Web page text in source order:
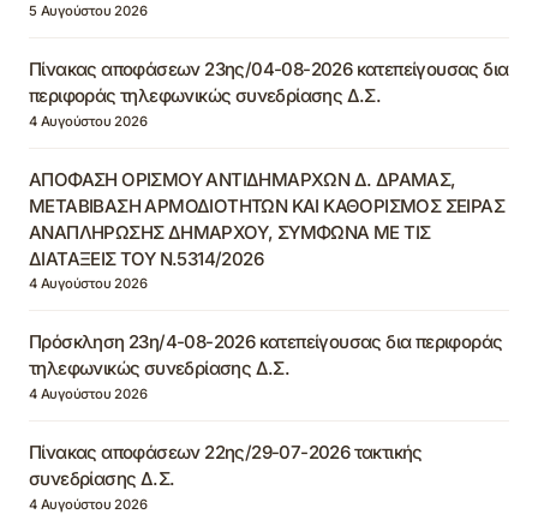
5 Αυγούστου 2026
Πίνακας αποφάσεων 23ης/04-08-2026 κατεπείγουσας δια
περιφοράς τηλεφωνικώς συνεδρίασης Δ.Σ.
4 Αυγούστου 2026
ΑΠΟΦΑΣΗ ΟΡΙΣΜΟΥ ΑΝΤΙΔΗΜΑΡΧΩΝ Δ. ΔΡΑΜΑΣ,
ΜΕΤΑΒΙΒΑΣΗ ΑΡΜΟΔΙΟΤΗΤΩΝ ΚΑΙ ΚΑΘΟΡΙΣΜΟΣ ΣΕΙΡΑΣ
ΑΝΑΠΛΗΡΩΣΗΣ ΔΗΜΑΡΧΟΥ, ΣΥΜΦΩΝΑ ΜΕ ΤΙΣ
ΔΙΑΤΑΞΕΙΣ ΤΟΥ Ν.5314/2026
4 Αυγούστου 2026
Πρόσκληση 23η/4-08-2026 κατεπείγουσας δια περιφοράς
τηλεφωνικώς συνεδρίασης Δ.Σ.
4 Αυγούστου 2026
Πίνακας αποφάσεων 22ης/29-07-2026 τακτικής
συνεδρίασης Δ.Σ.
4 Αυγούστου 2026